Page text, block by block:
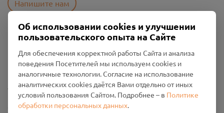
Напишите нам
Пользовательское соглашение
Политика конфиденциальности
Промо-материалы
Настройки cookies
Общество с ограниченной ответственностью «Смоленский
Об использовании cookies и улучшении
пользовательского опыта на Сайте
Для обеспечения корректной работы Сайта и анализа
поведения Посетителей мы используем cookies и
аналогичные технологии. Согласие на использование
аналитических cookies даётся Вами отдельно от иных
условий пользования Сайтом. Подробнее – в Политике
обработки персональных данных.